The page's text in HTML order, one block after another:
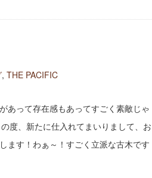
, THE PACIFIC
あって存在感もあってすごく素敵じゃ
、新たに仕入れてまいりまして、お
ます！わぁ～！すごく立派な古木です